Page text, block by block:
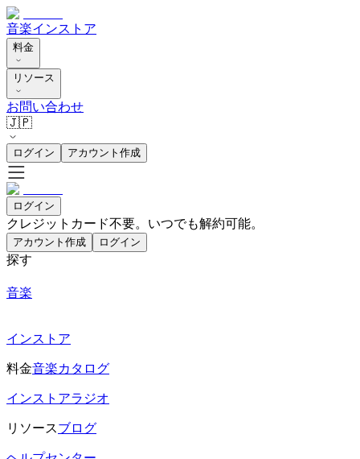
音楽インストア
料金
リソース
お問い合わせ
🇯🇵
ログイン アカウント作成
ログイン
クレジットカード不要。いつでも解約可能。
アカウント作成 ログイン
探す
音楽
インストア
料金音楽カタログ
インストアラジオ
リソースブログ